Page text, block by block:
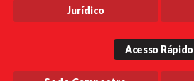
Jurídico
Acesso Rápido